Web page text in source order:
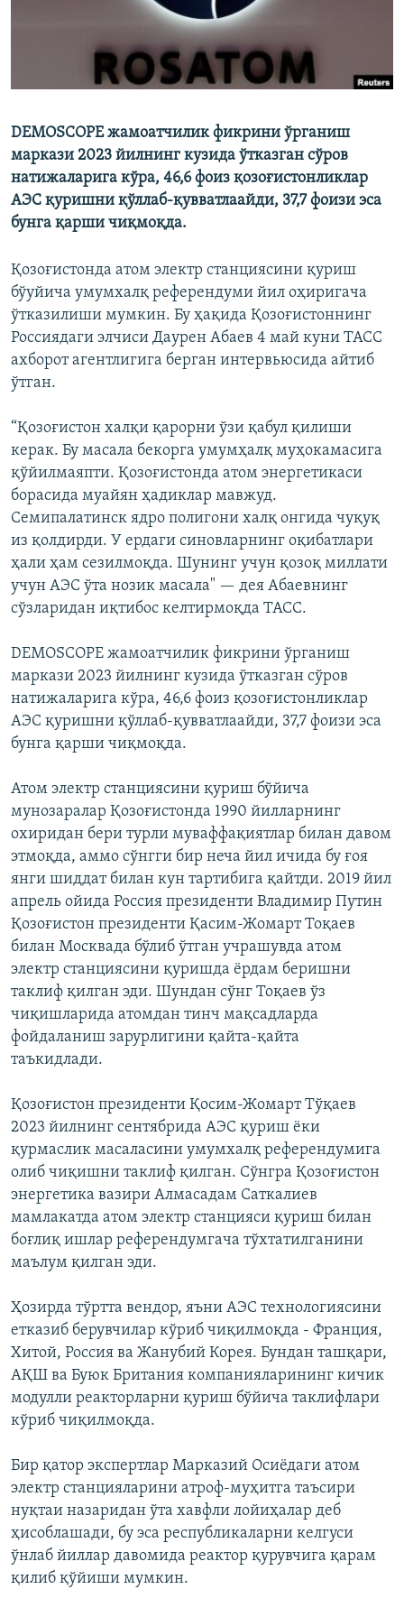
DEMOSCOPE жамоатчилик фикрини ўрганиш
маркази 2023 йилнинг кузида ўтказган сўров
натижаларига кўра, 46,6 фоиз қозоғистонликлар
АЭС қуришни қўллаб-қувватлаайди, 37,7 фоизи эса
бунга қарши чиқмоқда.
Қозоғистонда атом электр станциясини қуриш
бўуйича умумхалқ референдуми йил оҳиригача
ўтказилиши мумкин. Бу ҳақида Қозоғистоннинг
Россиядаги элчиси Даурен Абаев 4 май куни ТАСС
ахборот агентлигига берган интервьюсида айтиб
ўтган.
“Қозоғистон халқи қарорни ўзи қабул қилиши
керак. Бу масала бекорга умумҳалқ муҳокамасига
қўйилмаяпти. Қозоғистонда атом энергетикаси
борасида муайян ҳадиклар мавжуд.
Семипалатинск ядро полигони халқ онгида чуқуқ
из қолдирди. У ердаги синовларнинг оқибатлари
ҳали ҳам сезилмоқда. Шунинг учун қозоқ миллати
учун АЭС ўта нозик масала" — дея Абаевнинг
сўзларидан иқтибос келтирмоқда ТАСС.
DEMOSCOPE жамоатчилик фикрини ўрганиш
маркази 2023 йилнинг кузида ўтказган сўров
натижаларига кўра, 46,6 фоиз қозоғистонликлар
АЭС қуришни қўллаб-қувватлаайди, 37,7 фоизи эса
бунга қарши чиқмоқда.
Атом электр станциясини қуриш бўйича
мунозаралар Қозоғистонда 1990 йилларнинг
охиридан бери турли муваффақиятлар билан давом
этмоқда, аммо сўнгги бир неча йил ичида бу ғоя
янги шиддат билан кун тартибига қайтди. 2019 йил
апрель ойида Россия президенти Владимир Путин
Қозоғистон президенти Қасим-Жомарт Тоқаев
билан Москвада бўлиб ўтган учрашувда атом
электр станциясини қуришда ёрдам беришни
таклиф қилган эди. Шундан сўнг Тоқаев ўз
чиқишларида атомдан тинч мақсадларда
фойдаланиш зарурлигини қайта-қайта
таъкидлади.
Қозоғистон президенти Қосим-Жомарт Тўқаев
2023 йилнинг сентябрида АЭС қуриш ёки
қурмаслик масаласини умумхалқ референдумига
олиб чиқишни таклиф қилган. Сўнгра Қозоғистон
энергетика вазири Алмасадам Саткалиев
мамлакатда атом электр станцияси қуриш билан
боғлиқ ишлар референдумгача тўхтатилганини
маълум қилган эди.
Ҳозирда тўртта вендор, яъни АЭС технологиясини
етказиб берувчилар кўриб чиқилмоқда - Франция,
Хитой, Россия ва Жанубий Корея. Бундан ташқари,
АҚШ ва Буюк Британия компанияларининг кичик
модулли реакторларни қуриш бўйича таклифлари
кўриб чиқилмоқда.
Бир қатор экспертлар Марказий Осиёдаги атом
электр станцияларини атроф-муҳитга таъсири
нуқтаи назаридан ўта хавфли лойиҳалар деб
ҳисоблашади, бу эса республикаларни келгуси
ўнлаб йиллар давомида реактор қурувчига қарам
қилиб қўйиши мумкин.